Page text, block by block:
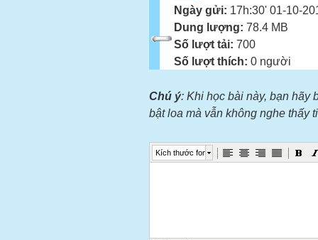
Ngày gửi: 17h:30' 01-10-
Dung lượng: 78.4 MB
Số lượt tải: 700
Số lượt thích: 0 người
Chú ý: Khi học bài này, bạn hãy
bật loa mà vẫn không nghe thấy
Kích thước font